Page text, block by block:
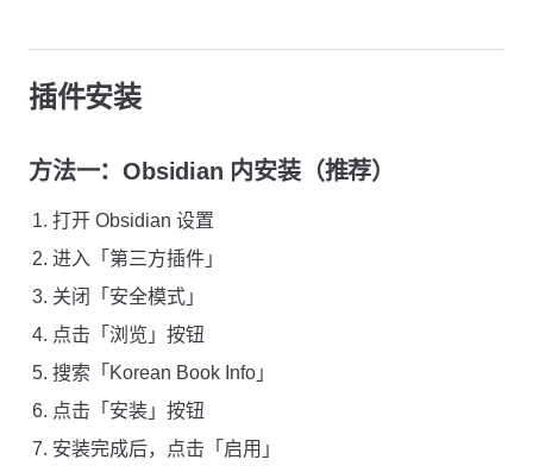
插件安装
方法一：Obsidian 内安装（推荐）
打开 Obsidian 设置
进入「第三方插件」
关闭「安全模式」
点击「浏览」按钮
搜索「Korean Book Info」
点击「安装」按钮
安装完成后，点击「启用」